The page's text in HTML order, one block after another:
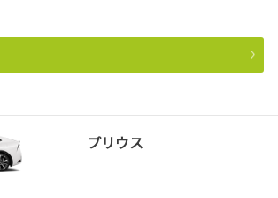
プリウス